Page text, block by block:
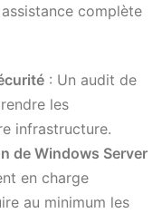
assistance complète
: Un audit de
les
infrastructure.
de Windows Server
en charge
au minimum les